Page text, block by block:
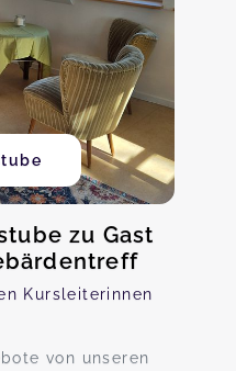
zu Gast
Kursleiterinnen
von unseren